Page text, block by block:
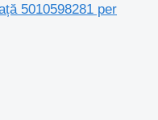
5010598281 per